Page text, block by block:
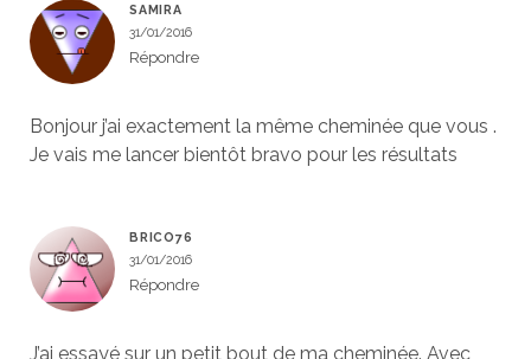
SAMIRA
31/01/2016
Répondre
Bonjour j’ai exactement la même cheminée que vous .
Je vais me lancer bientôt bravo pour les résultats
BRICO76
31/01/2016
Répondre
J’ai essayé sur un petit bout de ma cheminée. Avec